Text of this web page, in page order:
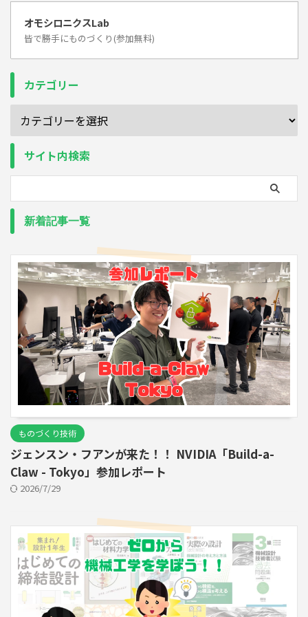
オモシロニクスLab
皆で勝手にものづくり(参加無料)
カテゴリー
サイト内検索
新着記事一覧
ものづくり技術
ジェンスン・フアンが来た！！ NVIDIA「Build-a-
Claw - Tokyo」参加レポート
2026/7/29